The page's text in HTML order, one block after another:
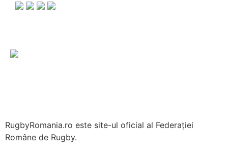
RugbyRomania.ro este site-ul oficial al Federației
Române de Rugby.